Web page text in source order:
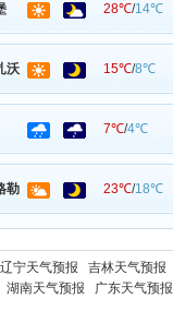
28℃/14℃
沃 15℃/8℃
7℃/4℃
勒 23℃/18℃
辽宁天气预报 吉林天气预报
湖南天气预报 广东天气预报